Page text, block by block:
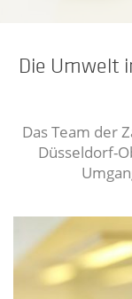
Die Umwelt
Das Team der
Düsseldorf-